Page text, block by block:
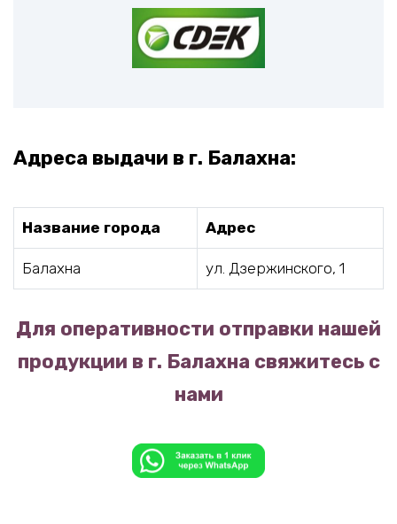
Адреса выдачи в г. Балахна:
Название города Адрес
Балахна ул. Дзержинского, 1
Для оперативности отправки нашей
продукции в г. Балахна свяжитесь с
нами